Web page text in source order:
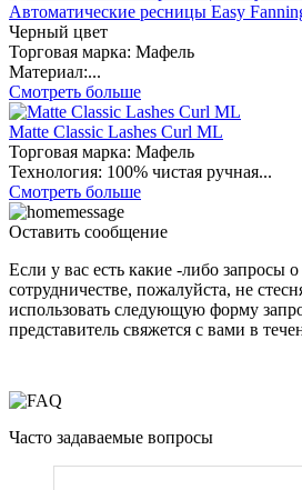
Автоматические ресницы Easy
Черный цвет
Торговая марка: Мафель
Материал:...
Смотреть больше
Matte Classic Lashes Curl ML
Торговая марка: Мафель
Технология: 100% чистая ручная...
Смотреть больше
Оставить сообщение
Если у вас есть какие -либо запросы
сотрудничестве, пожалуйста, не
использовать следующую форму
представитель свяжется с вами в
Часто задаваемые вопросы